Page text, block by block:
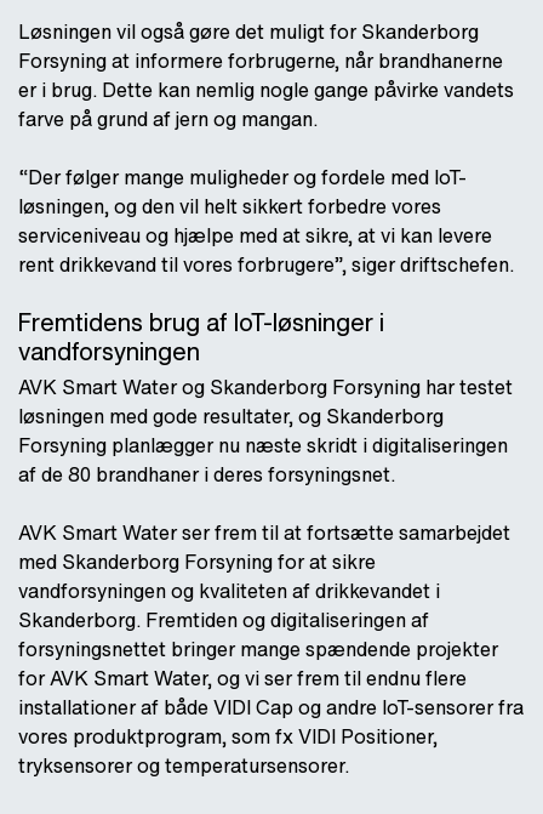
Løsningen vil også gøre det muligt for Skanderborg
Forsyning at informere forbrugerne, når brandhanerne
er i brug. Dette kan nemlig nogle gange påvirke vandets
farve på grund af jern og mangan.
“Der følger mange muligheder og fordele med IoT-
løsningen, og den vil helt sikkert forbedre vores
serviceniveau og hjælpe med at sikre, at vi kan levere
rent drikkevand til vores forbrugere”, siger driftschefen.
Fremtidens brug af IoT-løsninger i
vandforsyningen
AVK Smart Water og Skanderborg Forsyning har testet
løsningen med gode resultater, og Skanderborg
Forsyning planlægger nu næste skridt i digitaliseringen
af de 80 brandhaner i deres forsyningsnet.
AVK Smart Water ser frem til at fortsætte samarbejdet
med Skanderborg Forsyning for at sikre
vandforsyningen og kvaliteten af drikkevandet i
Skanderborg. Fremtiden og digitaliseringen af
forsyningsnettet bringer mange spændende projekter
for AVK Smart Water, og vi ser frem til endnu flere
installationer af både VIDI Cap og andre IoT-sensorer fra
vores produktprogram, som fx VIDI Positioner,
tryksensorer og temperatursensorer.